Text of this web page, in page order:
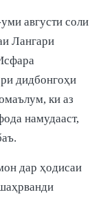
августи соли
Лангари
дидбонгоҳи
ки аз
намудааст,
дар ҳодисаи